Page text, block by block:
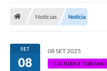
Serviços Online
Transparência
Notícias Notícia
SET
08
08 SET 2025
CULTURA E TURISMO